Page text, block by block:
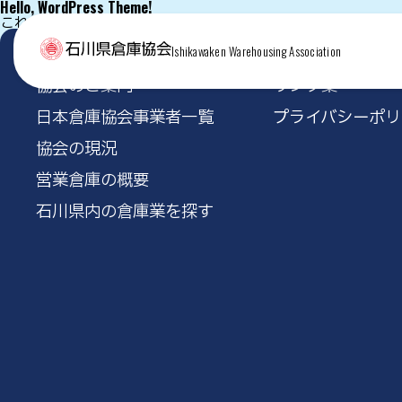
Ishikawaken Warehousing Association
Hello, WordPress Theme!
これは独自テーマの index.php のテスト表示です。
協会のご案内
日本倉庫協会事業者一覧
協会の現況
営業倉庫の概要
石川県内の倉庫業を探す
リンク集
プライバシーポ